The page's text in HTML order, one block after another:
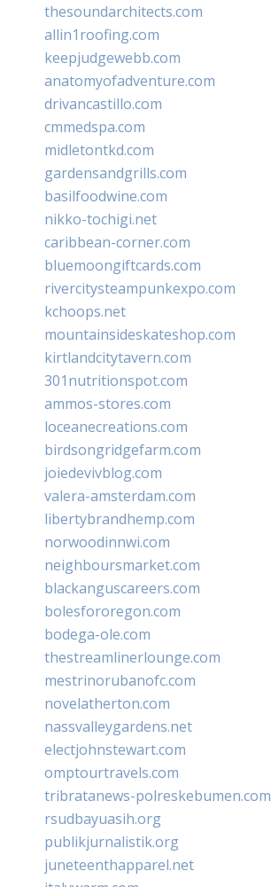
thesoundarchitects.com
allin1roofing.com
keepjudgewebb.com
anatomyofadventure.com
drivancastillo.com
cmmedspa.com
midletontkd.com
gardensandgrills.com
basilfoodwine.com
nikko-tochigi.net
caribbean-corner.com
bluemoongiftcards.com
rivercitysteampunkexpo.com
kchoops.net
mountainsideskateshop.com
kirtlandcitytavern.com
301nutritionspot.com
ammos-stores.com
loceanecreations.com
birdsongridgefarm.com
joiedevivblog.com
valera-amsterdam.com
libertybrandhemp.com
norwoodinnwi.com
neighboursmarket.com
blackanguscareers.com
bolesfororegon.com
bodega-ole.com
thestreamlinerlounge.com
mestrinorubanofc.com
novelatherton.com
nassvalleygardens.net
electjohnstewart.com
omptourtravels.com
tribratanews-polreskebumen.com
rsudbayuasih.org
publikjurnalistik.org
juneteenthapparel.net